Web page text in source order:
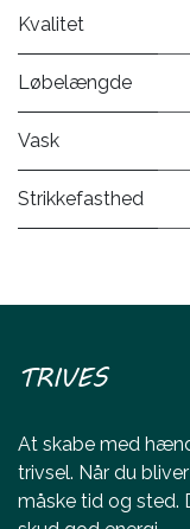
Kvalitet
Løbelængde
Vask
Strikkefasthed
TRIVES
At skabe med
trivsel. Når du
måske tid og sted.